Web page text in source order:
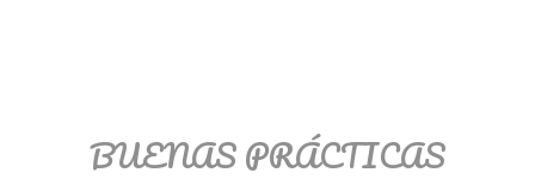
BUENAS PRÁCTICAS